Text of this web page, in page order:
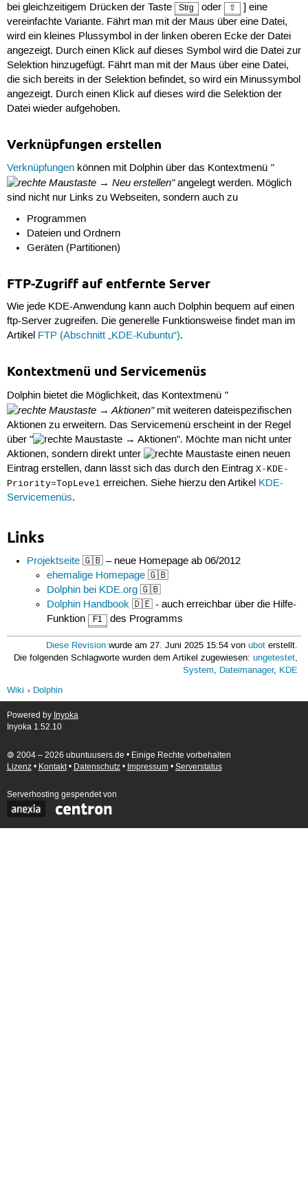
bei gleichzeitigem Drücken der Taste
Strg oder ⇧
] eine
vereinfachte Variante. Fährt man mit der Maus über eine Datei,
wird ein kleines Plussymbol in der linken oberen Ecke der Datei
angezeigt. Durch einen Klick auf dieses Symbol wird die Datei zur
Selektion hinzugefügt. Fährt man mit der Maus über eine Datei,
die sich bereits in der Selektion befindet, so wird ein Minussymbol
angezeigt. Durch einen Klick auf dieses wird die Selektion der
Datei wieder aufgehoben.
Verknüpfungen erstellen
Verknüpfungenkönnen mit Dolphin über das Kontextmenü "
→ Neu erstellen"angelegt werden. Möglich
sind nicht nur Links zu Webseiten, sondern auch zu
Programmen
Dateien und Ordnern
Geräten (Partitionen)
FTP-Zugriff auf entfernte Server
Wie jede KDE-Anwendung kann auch Dolphin bequem auf einen
ftp-Server zugreifen. Die generelle Funktionsweise findet man im
Artikel FTP (Abschnitt „KDE-Kubuntu“).
Kontextmenü und Servicemenüs
Dolphin bietet die Möglichkeit, das Kontextmenü "
→ Aktionen"mit weiteren dateispezifischen
Aktionen zu erweitern. Das Servicemenü erscheint in der Regel
über "
→ Aktionen". Möchte man nicht unter
Aktionen, sondern direkt unter
einen neuen
Eintrag erstellen, dann lässt sich das durch den Eintrag X-KDE-
Priority=TopLevel erreichen. Siehe hierzu den Artikel KDE-
Servicemenüs.
Links
Projektseite 🇬🇧 – neue Homepage ab 06/2012
ehemalige Homepage 🇬🇧
Dolphin bei KDE.org 🇬🇧
Dolphin Handbook 🇩🇪 - auch erreichbar über die Hilfe-
Funktion
F1 des Programms
Diese Revision wurde am 27. Juni 2025 15:54 vonubot erstellt.
Die folgenden Schlagworte wurden dem Artikel zugewiesen:ungetestet,
System, Dateimanager, KDE
Wiki
Dolphin
Powered by Inyoka
Inyoka 1.52.10
🄯 2004 – 2026 ubuntuusers.de • Einige Rechte vorbehalten
Lizenz• Kontakt• Datenschutz• Impressum• Serverstatus
Serverhosting gespendet von